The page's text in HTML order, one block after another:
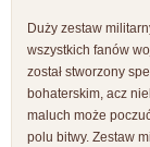
Duży zestaw
wszystkich fanów
został stworzony
bohaterskim, acz
maluch może
polu bitwy. Zestaw